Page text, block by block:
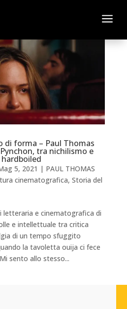
a
di forma – Paul Thomas
tra nichilismo e
5, 2021 | PAUL THOMAS
cinematografica, Storia del
letteraria e cinematografica di
e intellettuale tra critica
di un tempo sfuggito
la tavoletta ouija ci fece
sento allo stesso...